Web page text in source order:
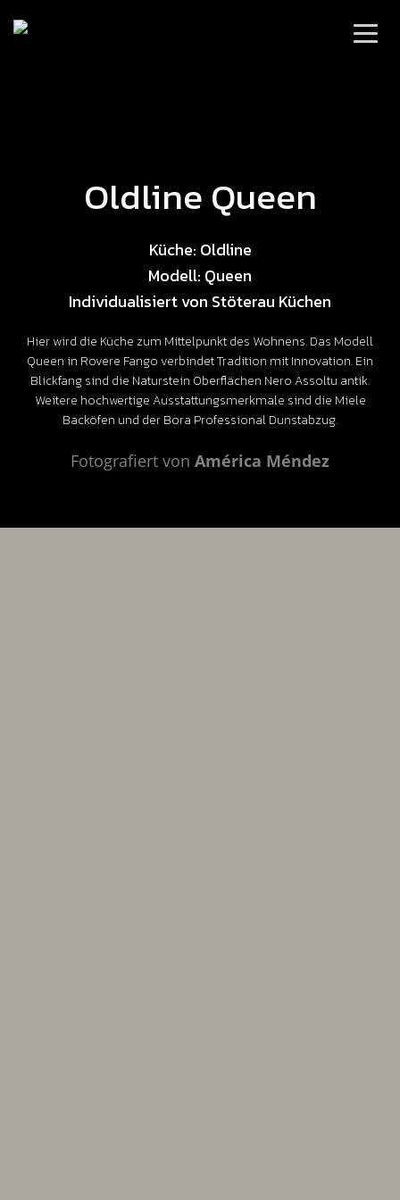
Oldline Queen
Küche: Oldline
Modell: Queen
Individualisiert von Stöterau Küchen
Hier wird die Küche zum Mittelpunkt des Wohnens. Das Modell
Queen in Rovere Fango verbindet Tradition mit Innovation. Ein
Blickfang sind die Naturstein Oberflächen Nero Assoltu antik.
Weitere hochwertige Ausstattungsmerkmale sind die Miele
Backöfen und der Bora Professional Dunstabzug.
Fotografiert von América Méndez